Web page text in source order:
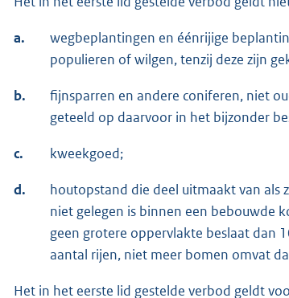
a.
wegbeplantingen en éénrijige
populieren of wilgen, tenzij deze zijn
b.
fijnsparren en andere coniferen, niet
geteeld op daarvoor in het bijzonder
c. kweekgoed;
d.
houtopstand die deel uitmaakt van als
niet gelegen is binnen een bebouwde
geen grotere oppervlakte beslaat dan
aantal rijen, niet meer bomen omvat
Het in het eerste lid gestelde verbod geldt